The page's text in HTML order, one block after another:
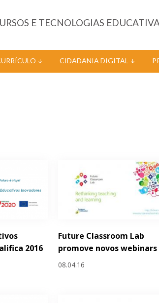
E TECNOLOGIAS
CIDADANIA DIGITAL
2016
Future Classroom Lab
promove novos webinars
08.04.16